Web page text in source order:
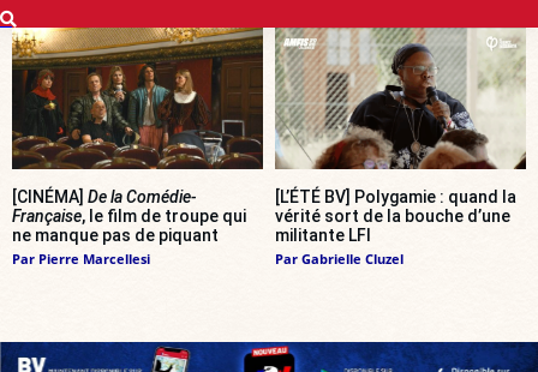
[CINÉMA] De la Comédie-
Française, le film de troupe qui
ne manque pas de piquant
Par Pierre Marcellesi
[L’ÉTÉ BV] Polygamie : quand la
vérité sort de la bouche d’une
militante LFI
Par Gabrielle Cluzel